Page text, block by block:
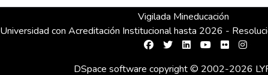
Vigilada Mineducación
Universidad con Acreditación Institucional hasta 2026 -
DSpace software copyright © 2002-2026